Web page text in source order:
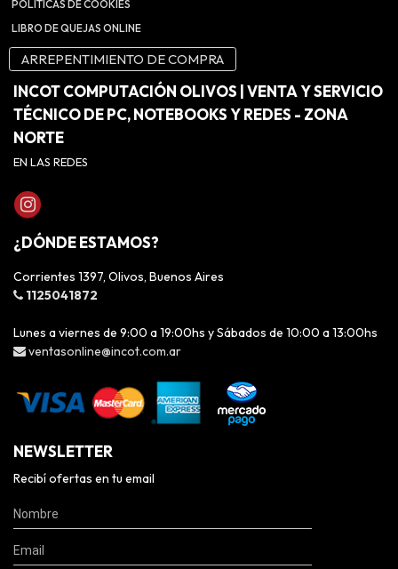
POLÍTICAS DE COOKIES
LIBRO DE QUEJAS ONLINE
ARREPENTIMIENTO DE COMPRA
INCOT COMPUTACIÓN OLIVOS | VENTA Y SERVICIO
TÉCNICO DE PC, NOTEBOOKS Y REDES - ZONA
NORTE
EN LAS REDES
¿DÓNDE ESTAMOS?
Corrientes 1397, Olivos, Buenos Aires
1125041872
Lunes a viernes de 9:00 a 19:00hs y Sábados de 10:00 a 13:00hs
ventasonline@incot.com.ar
NEWSLETTER
Recibí ofertas en tu email